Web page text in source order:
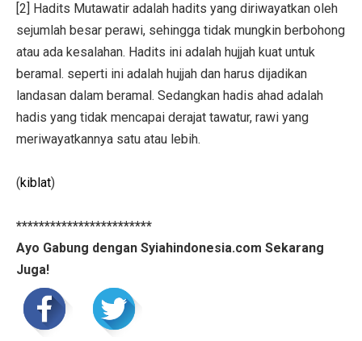
[2] Hadits Mutawatir adalah hadits yang diriwayatkan oleh
sejumlah besar perawi, sehingga tidak mungkin berbohong
atau ada kesalahan. Hadits ini adalah hujjah kuat untuk
beramal. seperti ini adalah hujjah dan harus dijadikan
landasan dalam beramal. Sedangkan hadis ahad adalah
hadis yang tidak mencapai derajat tawatur, rawi yang
meriwayatkannya satu atau lebih.
(kiblat)
************************
Ayo Gabung dengan Syiahindonesia.com Sekarang
Juga!